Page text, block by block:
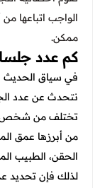
الواجب اتباعها
ممكن.
كم عدد
في سياق الحديث
نتحدث عن عدد
تختلف من شخص
من أبرزها عمق
الحقن، الطبيب
لذلك فإن تحديد